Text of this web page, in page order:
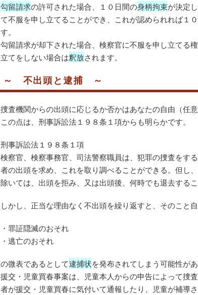
勾留請求の許可された場合、１０日間の身柄拘束が決定
て不服を申し立てることができ、これが認められれば１
す。
勾留請求が却下された場合、検察官に不服を申し立てる
立てをしない場合は釈放されます。
～ 不出頭と逮捕 ～
捜査機関からの出頭に応じるか否かはあなたの自由（任意
この点は、刑事訴訟法１９８条１項からも明らかです。
刑事訴訟法１９８条１項
検察官、検察事務官、司法警察職員は、犯罪の捜査をす
者の出頭を求め、これを取り調べることができる。但し
除いては、出頭を拒み、又は出頭後、何時でも退去するこ
しかし、正当な理由なく不出頭を繰り返すと、そのこと
・罪証隠滅のおそれ
・逃亡のおそれ
の微表であるとして逮捕状を発布されてしまう可能性があ
援交・児童買春事案は、児童本人からの申告によって捜
者が援交・児童買春に気付いて通報したり、児童が補導